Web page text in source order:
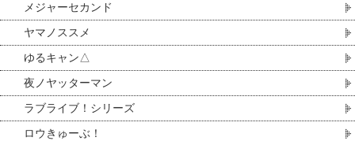
メジャーセカンド
ヤマノススメ
ゆるキャン△
夜ノヤッターマン
ラブライブ！シリーズ
ロウきゅーぶ！